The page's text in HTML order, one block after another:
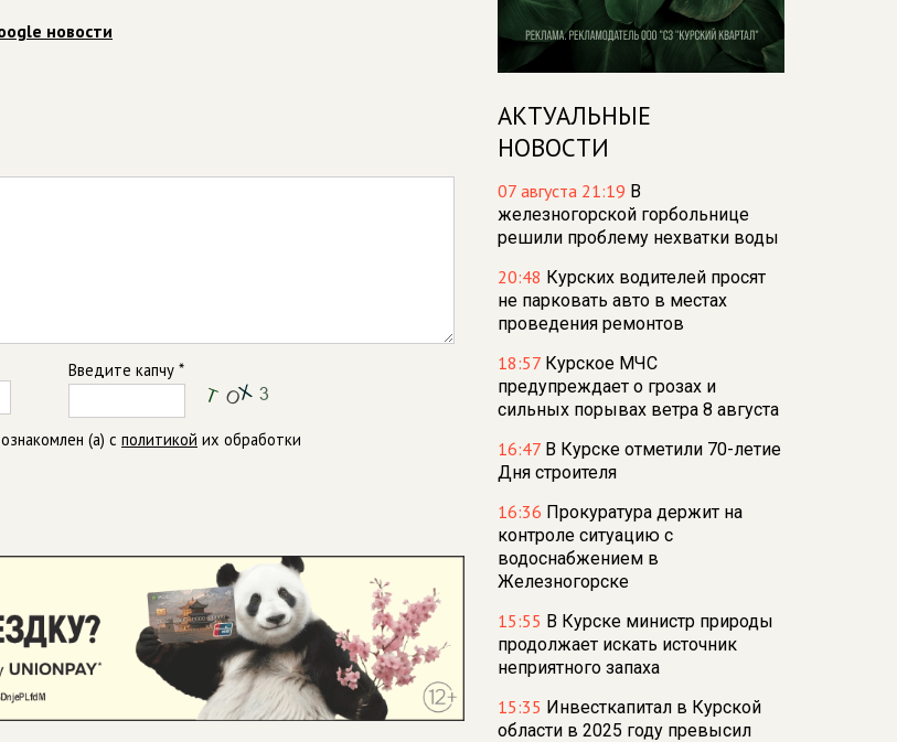
новости
Введите капчу *
(а) с политикой их обработки
АКТУАЛЬНЫЕ
НОВОСТИ
07 августа 21:19 В
железногорской горбольнице
решили проблему нехватки воды
20:48 Курских водителей просят
не парковать авто в местах
проведения ремонтов
18:57 Курское МЧС
предупреждает о грозах и
сильных порывах ветра 8 августа
16:47 В Курске отметили 70-летие
Дня строителя
16:36 Прокуратура держит на
контроле ситуацию с
водоснабжением в
Железногорске
15:55 В Курске министр природы
продолжает искать источник
неприятного запаха
15:35 Инвесткапитал в Курской
области в 2025 году превысил